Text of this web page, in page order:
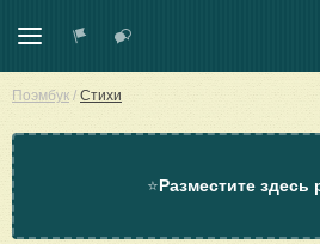
Поэмбук / Стихи
⭐Разместите здесь